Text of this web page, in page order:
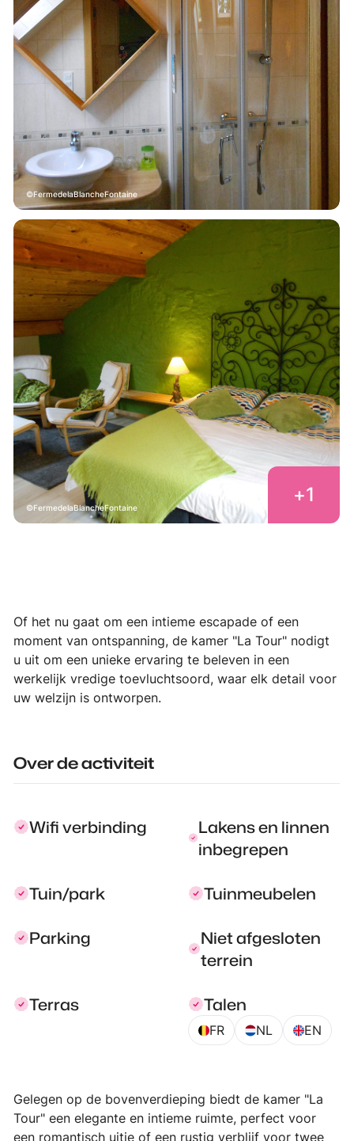
FermedelaBlancheFontaine
FermedelaBlancheFontaine
+1
Of het nu gaat om een intieme escapade of een
moment van ontspanning, de kamer "La Tour" nodigt
u uit om een unieke ervaring te beleven in een
werkelijk vredige toevluchtsoord, waar elk detail voor
uw welzijn is ontworpen.
Over de activiteit
Wifi verbinding
Lakens en linnen
inbegrepen
Tuin/park
Tuinmeubelen
Parking
Niet afgesloten
terrein
Terras
Talen
FR NL EN
Gelegen op de bovenverdieping biedt de kamer "La
Tour" een elegante en intieme ruimte, perfect voor
een romantisch uitje of een rustig verblijf voor twee